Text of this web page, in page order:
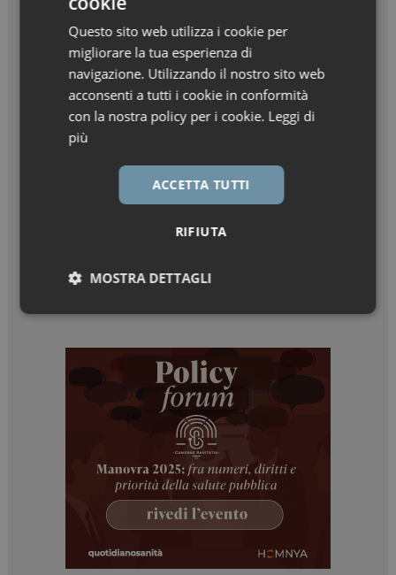
Questo sito web utilizza i cookie per
migliorare la tua esperienza di
navigazione. Utilizzando il nostro sito web
acconsenti a tutti i cookie in conformità
con la nostra policy per i cookie. Leggi di
più
ACCETTA TUTTI
RIFIUTA
MOSTRA DETTAGLI
Necessari Marketing
Necessari Marketing
I cookie necessari contribuiscono a rendere fruibile il
sito web abilitandone funzionalità di base quali la
navigazione sulle pagine e l'accesso alle aree
protette del sito. Il sito web non è in grado di
funzionare correttamente senza questi cookie.
NOME
FORNITORE / DOMINIO